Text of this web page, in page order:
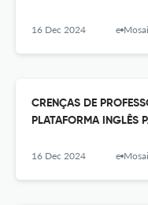
16 Dec 2024 e-
CRENÇAS DE
PLATAFORMA INGLÊS
16 Dec 2024 e-